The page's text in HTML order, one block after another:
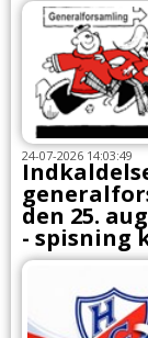
24-07-2026 14:03:49
den 25.
- spisning